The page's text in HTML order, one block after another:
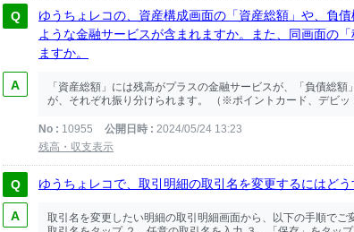
ゆうちょレコの、資産構成画面の「資産総額」や、負
ような金融サービスが含まれますか。また、同画面の
ますか。
「資産総額」には残高がプラスの金融サービスが、「負債総
が、それぞれ振り分けられます。 （※ポイントカード、デビ
No 10955 公開日時
2024/05/24 13:23
残高・収支表示
ゆうちょレコで、取引明細の取引名を変更するにはどう
取引名を変更したい明細の取引明細画面から、以下の手順でご